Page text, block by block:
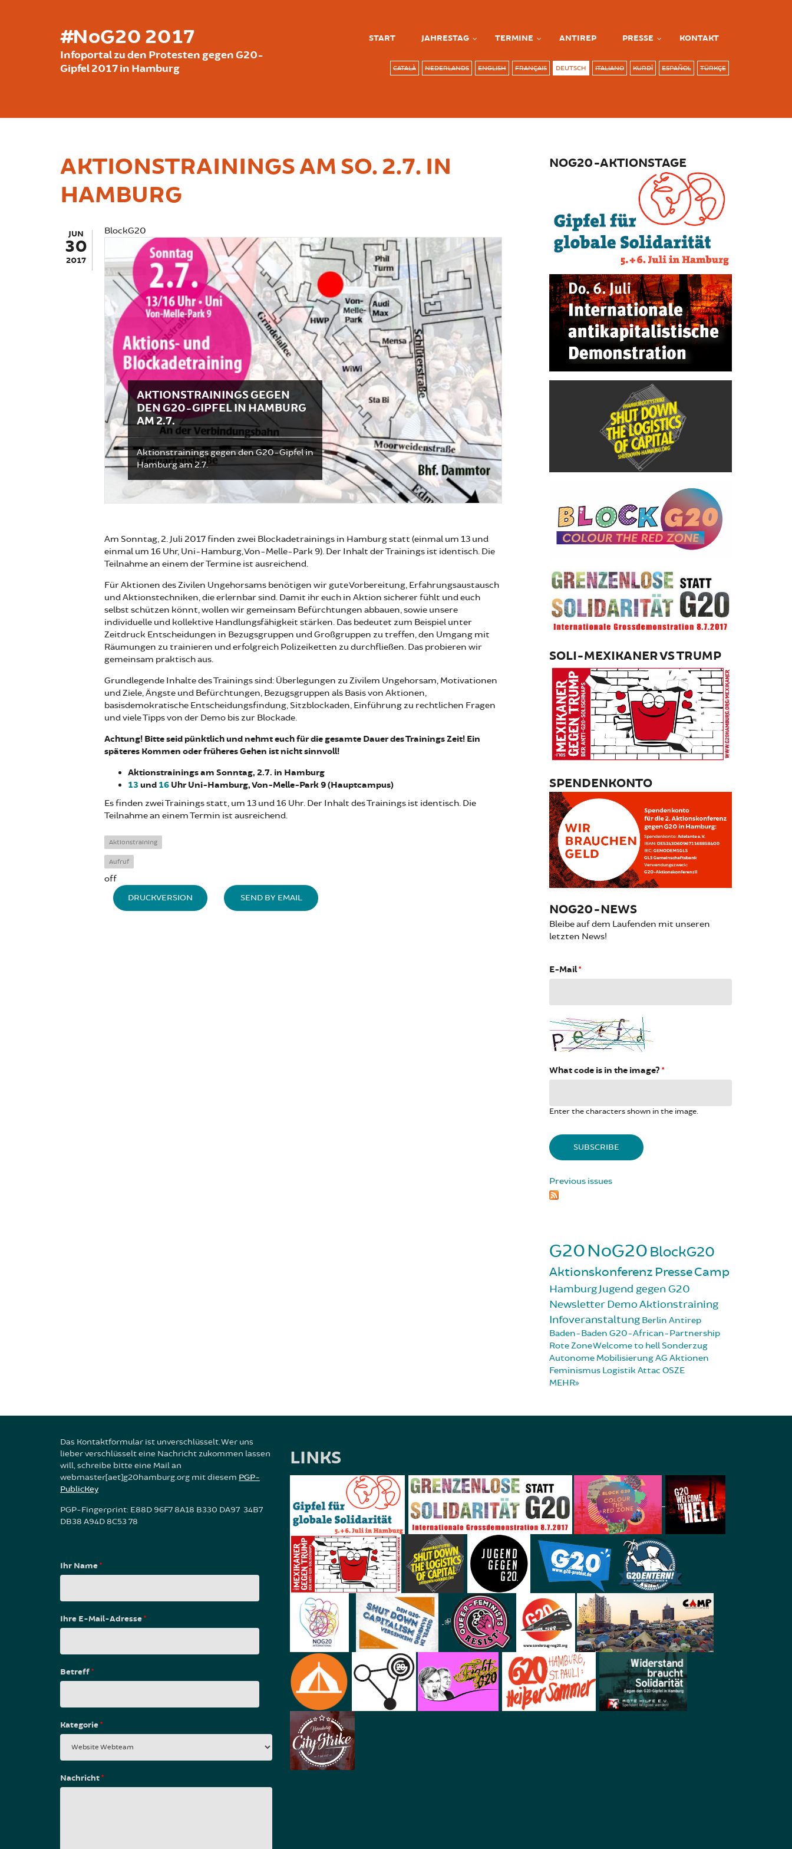
#NoG20 2017
Infoportal zu den Protesten gegen G20-
Gipfel 2017 in Hamburg
START JAHRESTAG TERMINE ANTIREP PRESSE KONTAKT
CATALÀ NEDERLANDS ENGLISH FRANÇAIS DEUTSCH ITALIANO KURDÎ ESPAÑOL TÜRKÇE
AKTIONSTRAININGS AM SO. 2.7. IN
HAMBURG
JUN
30
2017
BlockG20
AKTIONSTRAININGS GEGEN
DEN G20-GIPFEL IN HAMBURG
AM 2.7.
Aktionstrainings gegen den G20-Gipfel in
Hamburg am 2.7.
Am Sonntag, 2. Juli 2017 finden zwei Blockadetrainings in Hamburg statt (einmal um 13 und
einmal um 16 Uhr, Uni-Hamburg, Von-Melle-Park 9). Der Inhalt der Trainings ist identisch. Die
Teilnahme an einem der Termine ist ausreichend.
Für Aktionen des Zivilen Ungehorsams benötigen wir gute Vorbereitung, Erfahrungsaustausch
und Aktionstechniken, die erlernbar sind. Damit ihr euch in Aktion sicherer fühlt und euch
selbst schützen könnt, wollen wir gemeinsam Befürchtungen abbauen, sowie unsere
individuelle und kollektive Handlungsfähigkeit stärken. Das bedeutet zum Beispiel unter
Zeitdruck Entscheidungen in Bezugsgruppen und Großgruppen zu treffen, den Umgang mit
Räumungen zu trainieren und erfolgreich Polizeiketten zu durchfließen. Das probieren wir
gemeinsam praktisch aus.
Grundlegende Inhalte des Trainings sind: Überlegungen zu Zivilem Ungehorsam, Motivationen
und Ziele, Ängste und Befürchtungen, Bezugsgruppen als Basis von Aktionen,
basisdemokratische Entscheidungsfindung, Sitzblockaden, Einführung zu rechtlichen Fragen
und viele Tipps von der Demo bis zur Blockade.
Achtung! Bitte seid pünktlich und nehmt euch für die gesamte Dauer des Trainings Zeit! Ein
späteres Kommen oder früheres Gehen ist nicht sinnvoll!
Aktionstrainings am Sonntag, 2.7. in Hamburg
13 und 16 Uhr Uni-Hamburg, Von-Melle-Park 9 (Hauptcampus)
Es finden zwei Trainings statt, um 13 und 16 Uhr. Der Inhalt des Trainings ist identisch. Die
Teilnahme an einem Termin ist ausreichend.
Aktionstraining
Aufruf
off
DRUCKVERSION SEND BY EMAIL
NOG20-AKTIONSTAGE
SOLI-MEXIKANER VS TRUMP
SPENDENKONTO
NOG20-NEWS
Bleibe auf dem Laufenden mit unseren
letzten News!
E-Mail*
What code is in the image? *
Enter the characters shown in the image.
Previous issues
G20NoG20 BlockG20
Aktionskonferenz PresseCamp
HamburgJugend gegen G20
NewsletterDemoAktionstraining
Infoveranstaltung Berlin Antirep
Baden-Baden G20-African-Partnership
Rote ZoneWelcome to hellSonderzug
Autonome MobilisierungAG Aktionen
Feminismus Logistik Attac OSZE
MEHR
Das Kontaktformular ist unverschlüsselt. Wer uns
lieber verschlüsselt eine Nachricht zukommen lassen
will, schreibe bitte eine Mail an
webmaster[aet]g20hamburg.org mit diesem PGP-
PublicKey
PGP-Fingerprint: E88D 96F7 8A18 B330 DA97 34B7
DB38 A94D 8C53 78
Ihr Name*
Ihre E-Mail-Adresse*
Betreff*
Kategorie*
Nachricht*
LINKS